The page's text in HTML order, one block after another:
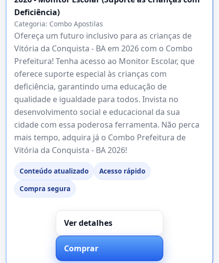
Deficiência)
Categoria: Combo Apostilas
Ofereça um futuro inclusivo para as crianças de
Vitória da Conquista - BA em 2026 com o Combo
Prefeitura! Tenha acesso ao Monitor Escolar, que
oferece suporte especial às crianças com
deficiência, garantindo uma educação de
qualidade e igualdade para todos. Invista no
desenvolvimento social e educacional da sua
cidade com essa poderosa ferramenta. Não perca
mais tempo, adquira já o Combo Prefeitura de
Vitória da Conquista - BA 2026!
Conteúdo atualizado
Acesso rápido
Compra segura
Ver detalhes
Comprar